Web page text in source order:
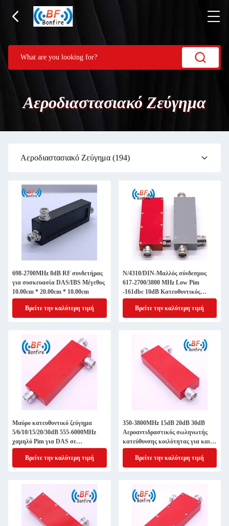
Αεροδιαστασιακό Ζεύγημα
Αεροδιαστασιακό Ζεύγημα (194)
698-2700MHz 8dB RF συνδετήρας
για συσκευασία DAS/IBS Μέγεθος
10.00cm * 20.00cm * 10.00cm
Βρείτε την καλύτερη τιμή
N/4310/DIN-Μαλλός σύνδεσμος
617-2700/3800 MHz Low Pim
-161dbc 10dB Κατευθυντικός
σύνδεσμος
Βρείτε την καλύτερη τιμή
Μαύρο κατευθυντικό ζεύγημα
5/6/10/15/20/30dB 555-6000MHz
χαμηλό Pim για DAS σε
εξατομικευμένο
Βρείτε την καλύτερη τιμή
350-3800MHz 15dB 20dB 30dB
Αεροαντιδραστικός σωληνωτής
κατεύθυνσης κοιλότητας για και
απόδοση
Βρείτε την καλύτερη τιμή